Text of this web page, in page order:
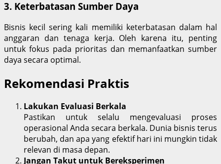
3. Keterbatasan Sumber Daya
Bisnis kecil sering kali memiliki keterbatasan dalam hal
anggaran dan tenaga kerja. Oleh karena itu, penting
untuk fokus pada prioritas dan memanfaatkan sumber
daya secara optimal.
Rekomendasi Praktis
Lakukan Evaluasi Berkala
Pastikan untuk selalu mengevaluasi proses
operasional Anda secara berkala. Dunia bisnis terus
berubah, dan apa yang efektif hari ini mungkin tidak
relevan di masa depan.
Jangan Takut untuk Bereksperimen